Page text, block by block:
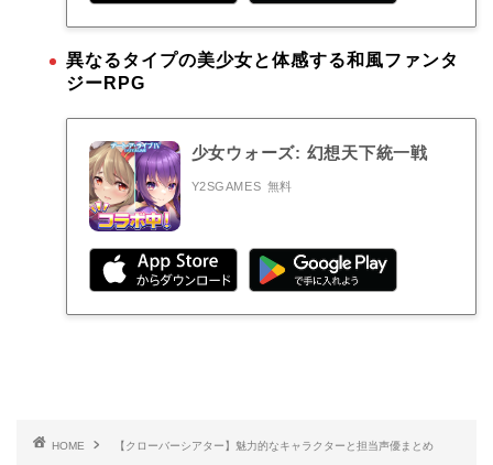
異なるタイプの美少女と体感する和風ファンタ
ジーRPG
少女ウォーズ: 幻想天下統一戦
Y2SGAMES 無料
HOME 【クローバーシアター】魅力的なキャラクターと担当声優まとめ